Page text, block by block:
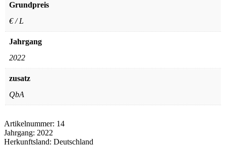
Grundpreis
€ / L
Jahrgang
2022
zusatz
QbA
Artikelnummer: 14
Jahrgang: 2022
Herkunftsland: Deutschland